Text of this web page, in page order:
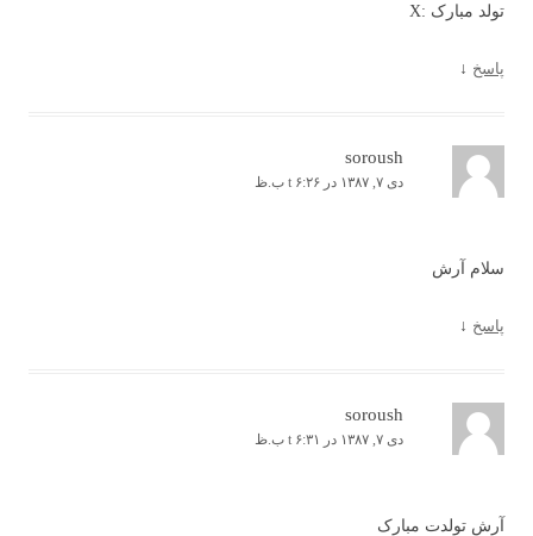
تولد مبارک :X
پاسخ ↓
soroush
دی ۷, ۱۳۸۷ در t ۶:۲۶ ب.ظ
سلام آرش
پاسخ ↓
soroush
دی ۷, ۱۳۸۷ در t ۶:۳۱ ب.ظ
آرش تولدت مبارک